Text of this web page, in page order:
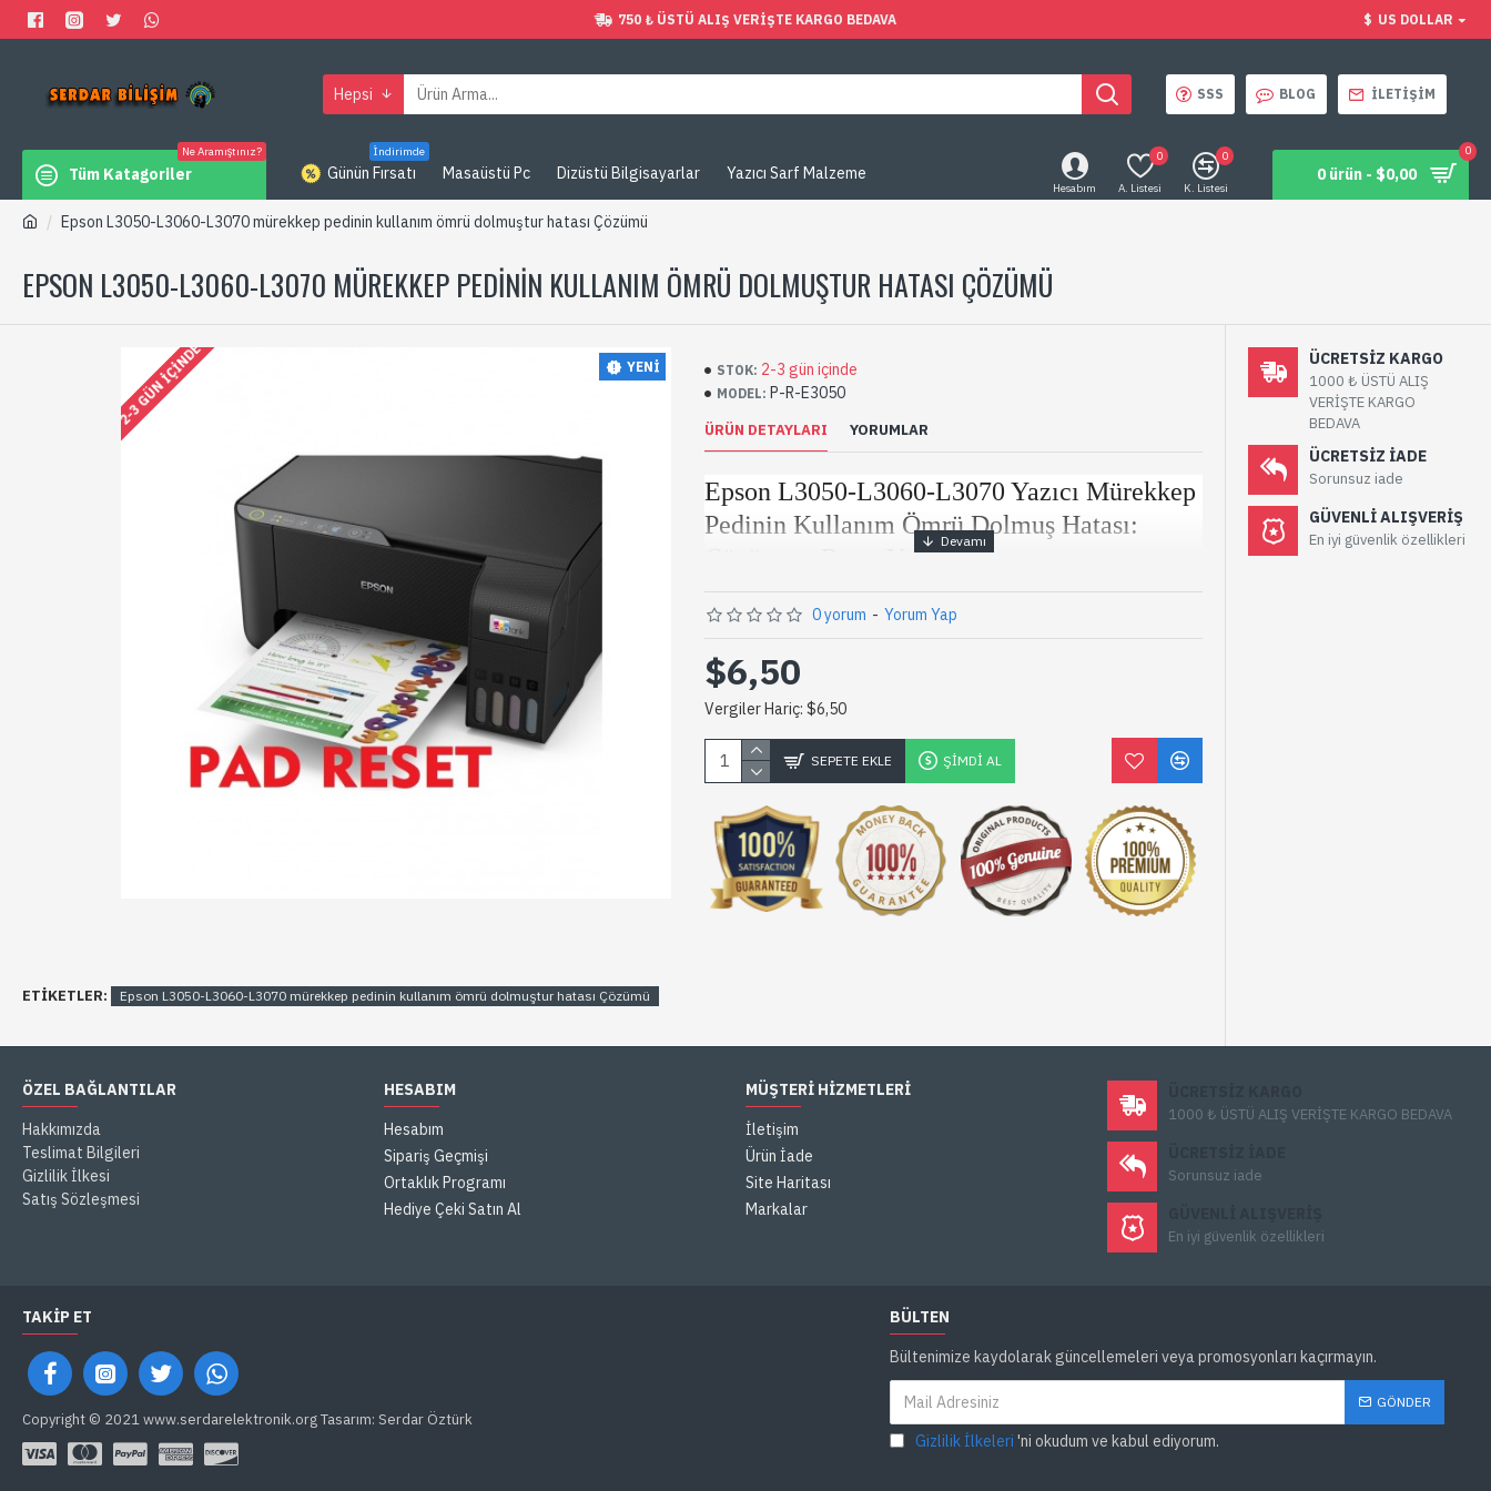
750 ₺ ÜSTÜ ALIŞ VERIŞTE KARGO BEDAVA $ US DOLLAR
Hepsi SSS BLOG İLETIŞIM
Tüm Katagoriler
Ne Aramıştınız?
Günün Fırsatı
İndirimde
Masaüstü Pc Dizüstü Bilgisayarlar Yazıcı Sarf Malzeme
Hesabım A. Listesi
0
K. Listesi
0
0 ürün - $0,00
0
Epson L3050-L3060-L3070 mürekkep pedinin kullanım ömrü dolmuştur hatası Çözümü
EPSON L3050-L3060-L3070 MÜREKKEP PEDININ KULLANIM ÖMRÜ DOLMUŞTUR HATASI ÇÖZÜMÜ
YENI
2-3 GÜN IÇINDE
ÜRÜN DETAYLARI YORUMLAR
Epson L3050-L3060-L3070 Yazıcı Mürekkep
Pedinin Kullanım Ömrü Dolmuş Hatası:
Çözüm ve Reset Yazılımı
Epson L3050-L3060-L3070 mürekkep pedinin kullanım ömrü
dolmuştur hatası mı alıyorsunuz? Bu sorun, yazıcınızın mürekkep
pedlerinin dolduğunu ve değişim gerektiğini belirtir. Bu sorunu
kullanabilirsiniz. İşte adım adım nasıl kullanacağınız:
Reset ile Epson L3050-L3060-L3070 Mürekkep Pedini
Güvenle Resetleyin
Reset Waste Counter: Yazılımı açtıktan sonra 'Reset Waste
Counter' seçeneğine tıklayın. Bu adım, Epson L3050-L3060-L3070
mürekkep pedinin kullanım ömrü dolmuştur hatasını giderir ve
yazıcınızı tekrar çalışır hale getirir.
Epson L3050-L3060-L3070 Yazıcınızı Yeniden Çalışır Hale
Getirin: Yukarıdaki adımları takip ederek mürekkep pedi
hatasından kurtulabilir ve yazıcınızı tekrar çalışır duruma
Reset: Güvenilir Bir Epson L3050-L3060-L3070 Ped
STOK: 2-3 gün içinde
MODEL: P-R-E3050
0 yorum - Yorum Yap
$6,50
Vergiler Hariç: $6,50
SEPETE EKLE ŞIMDI AL
ETIKETLER: Epson L3050-L3060-L3070 mürekkep pedinin kullanım ömrü dolmuştur hatası Çözümü
ÜCRETSIZ KARGO
1000 ₺ ÜSTÜ ALIŞ
VERİŞTE KARGO
BEDAVA
ÜCRETSIZ IADE
Sorunsuz iade
GÜVENLI ALIŞVERIŞ
En iyi güvenlik özellikleri
ÖZEL BAĞLANTILAR
Hakkımızda
Teslimat Bilgileri
Gizlilik İlkesi
Satış Sözleşmesi
HESABIM
Hesabım
Sipariş Geçmişi
Ortaklık Programı
Hediye Çeki Satın Al
MÜŞTERI HIZMETLERI
İletişim
Ürün İade
Site Haritası
Markalar
1000 ₺ ÜSTÜ ALIŞ VERİŞTE KARGO BEDAVA
Sorunsuz iade
En iyi güvenlik özellikleri
TAKIP ET
Copyright © 2021 www.serdarelektronik.org Tasarım: Serdar Öztürk
BÜLTEN
Bültenimize kaydolarak güncellemeleri veya promosyonları kaçırmayın.
GÖNDER
Gizlilik İlkeleri 'ni okudum ve kabul ediyorum.